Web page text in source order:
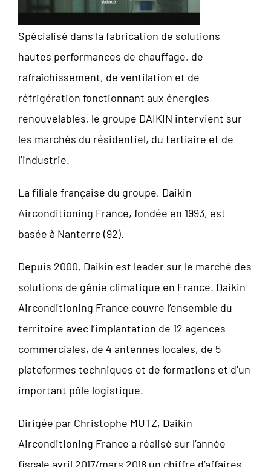
Spécialisé dans la fabrication de solutions
hautes performances de chauffage, de
rafraîchissement, de ventilation et de
réfrigération fonctionnant aux énergies
renouvelables, le groupe DAIKIN intervient sur
les marchés du résidentiel, du tertiaire et de
l’industrie.
La filiale française du groupe, Daikin
Airconditioning France, fondée en 1993, est
basée à Nanterre (92).
Depuis 2000, Daikin est leader sur le marché des
solutions de génie climatique en France. Daikin
Airconditioning France couvre l’ensemble du
territoire avec l’implantation de 12 agences
commerciales, de 4 antennes locales, de 5
plateformes techniques et de formations et d’un
important pôle logistique.
Dirigée par Christophe MUTZ, Daikin
Airconditioning France a réalisé sur l’année
fiscale avril 2017/mars 2018 un chiffre d’affaires